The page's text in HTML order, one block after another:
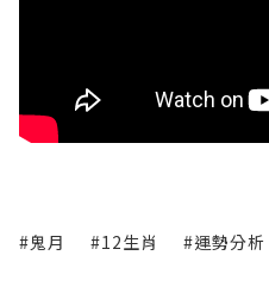
#鬼月 #12生肖 #運勢分析